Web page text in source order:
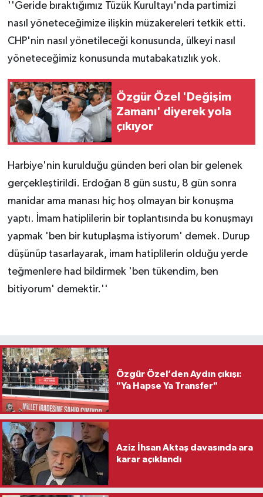
''Geride bıraktığımız Tüzük Kurultayı'nda partimizi
nasıl yöneteceğimize ilişkin müzakereleri tetkik etti.
CHP'nin nasıl yönetileceği konusunda, ülkeyi nasıl
yöneteceğimiz konusunda mutabakatızlık yok.
Özgür Özel 'Değişim
Zamanı' diyerek yola
çıkıyor
Harbiye'nin kurulduğu günden beri olan bir gelenek
gerçekleştirildi. Erdoğan 8 gün sustu, 8 gün sonra
manidar ama manası hiç hoş olmayan bir konuşma
yaptı. İmam hatiplilerin bir toplantısında bu konuşmayı
yapmak 'ben bir kutuplaşma istiyorum' demek. Durup
düşünüp tasarlayarak, imam hatiplilerin olduğu yerde
teğmenlere had bildirmek 'ben tükendim, ben
bitiyorum' demektir.''
Özgür Özel’den Aydın çıkışı:
"Ya Hapse Ya Transfer"
Aziz İhsan Aktaş davasında ara
karar açıklandı